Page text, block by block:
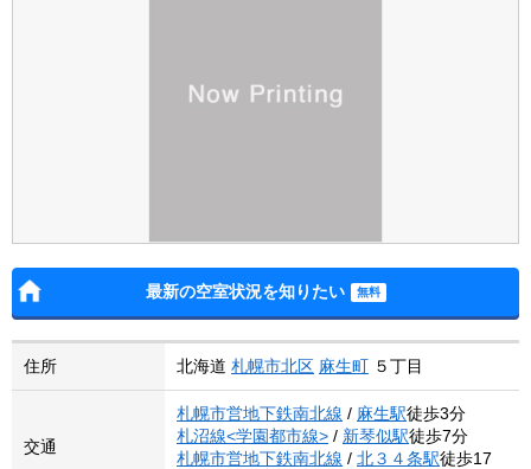
最新の空室状況を知りたい
住所 北海道 札幌市北区 麻生町 ５丁目
交通
札幌市営地下鉄南北線 / 麻生駅徒歩3分
札沼線<学園都市線> / 新琴似駅徒歩7分
札幌市営地下鉄南北線 / 北３４条駅徒歩17